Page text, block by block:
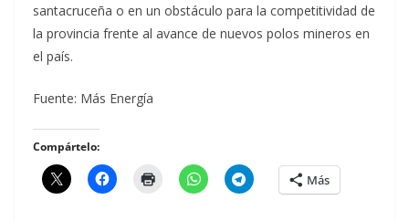
santacruceña o en un obstáculo para la competitividad de
la provincia frente al avance de nuevos polos mineros en
el país.
Fuente: Más Energía
Compártelo:
Más